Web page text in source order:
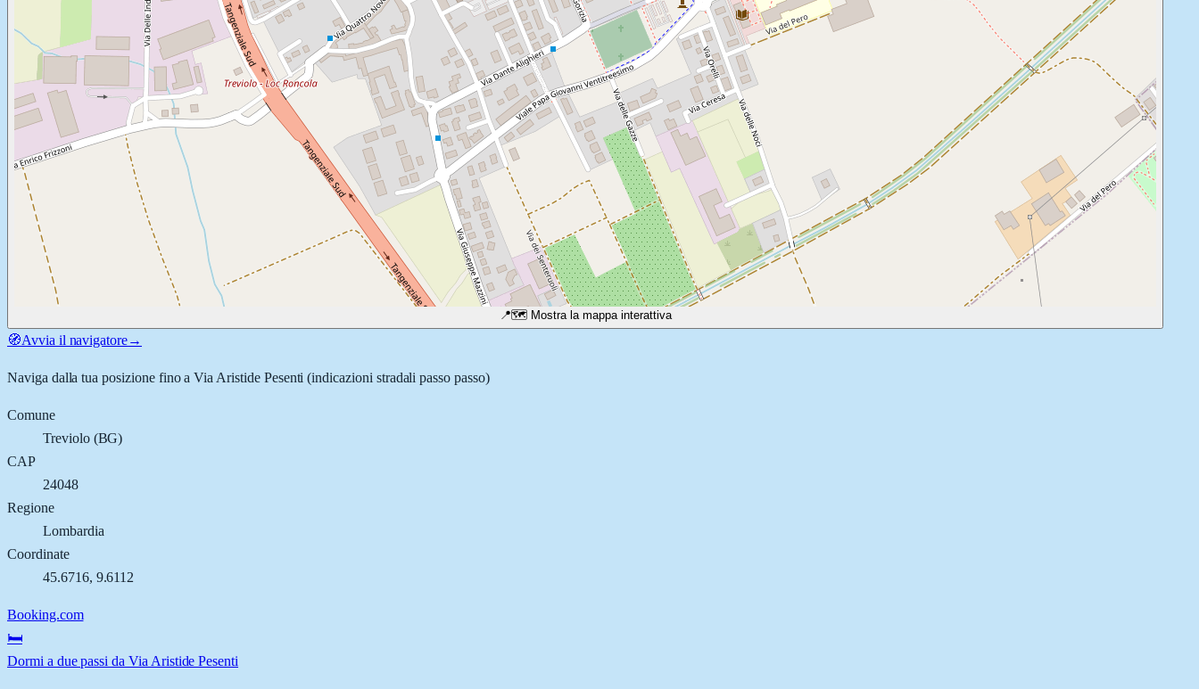
📍🗺️ Mostra la mappa interattiva
🧭Avvia il navigatore→
Naviga dalla tua posizione fino aVia Aristide Pesenti (indicazioni stradali passo passo)
Comune
Treviolo(BG)
CAP
24048
Regione
Lombardia
Coordinate
45.6716, 9.6112
Booking.com
🛏️
Dormi a due passi da Via Aristide Pesenti